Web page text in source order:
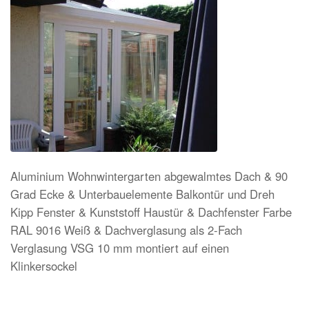
Aluminium Wohnwintergarten abgewalmtes Dach & 90
Grad Ecke & Unterbauelemente Balkontür und Dreh
Kipp Fenster & Kunststoff Haustür & Dachfenster Farbe
RAL 9016 Weiß & Dachverglasung als 2-Fach
Verglasung VSG 10 mm montiert auf einen
Klinkersockel